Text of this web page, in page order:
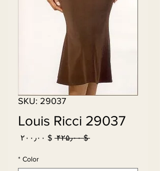
SKU: 29037
Louis Ricci 29037
$ ۴۲۵٫۰۰
Regular
$ ۲۰۰٫۰۰
Sale
Color
*